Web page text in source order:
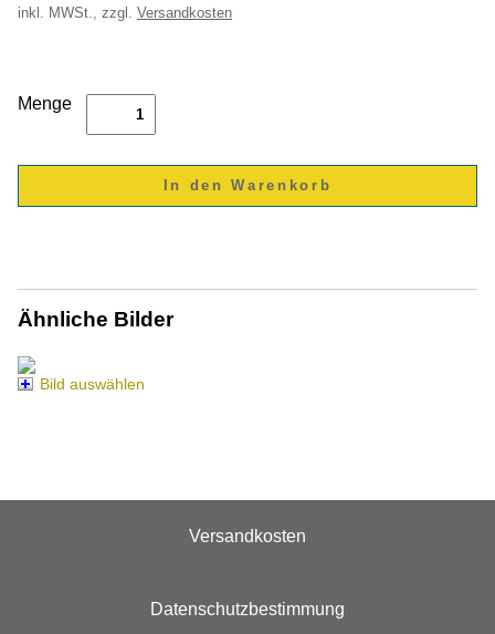
inkl. MWSt., zzgl. Versandkosten
Menge
Ähnliche Bilder
Bild auswählen
Versandkosten
Datenschutzbestimmung